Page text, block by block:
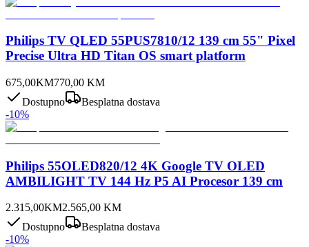
Philips TV QLED 55PUS7810/12 139 cm 55" Pixel
Precise Ultra HD Titan OS smart platform
675,00KM770,00 KM
Dostupno
Besplatna dostava
-10%
Philips 55OLED820/12 4K Google TV OLED
AMBILIGHT TV 144 Hz P5 AI Procesor 139 cm
2.315,00KM2.565,00 KM
Dostupno
Besplatna dostava
-10%